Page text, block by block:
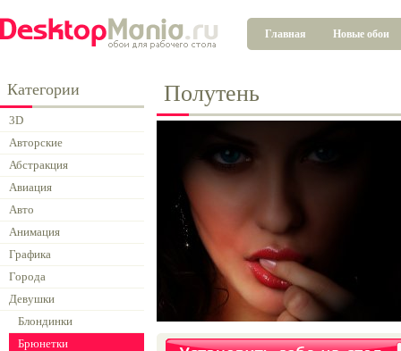
Главная Новые обои
Категории
3D
Авторские
Абстракция
Авиация
Авто
Анимация
Графика
Города
Девушки
Блондинки
Брюнетки
Полутень